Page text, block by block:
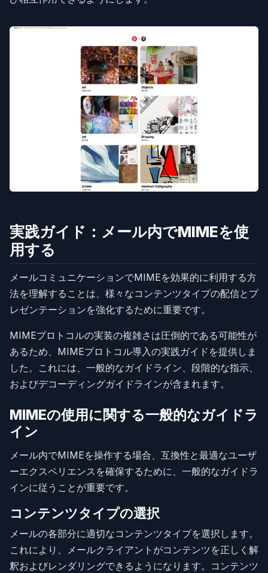
実践ガイド：メール内でMIMEを使
用する
メールコミュニケーションでMIMEを効果的に利用する方
法を理解することは、様々なコンテンツタイプの配信とプ
レゼンテーションを強化するために重要です。
MIMEプロトコルの実装の複雑さは圧倒的である可能性が
あるため、MIMEプロトコル導入の実践ガイドを提供しま
した。これには、一般的なガイドライン、段階的な指示、
およびデコーディングガイドラインが含まれます。
MIMEの使用に関する一般的なガイドラ
イン
メール内でMIMEを操作する場合、互換性と最適なユーザ
ーエクスペリエンスを確保するために、一般的なガイドラ
インに従うことが重要です。
コンテンツタイプの選択
メールの各部分に適切なコンテンツタイプを選択します。
これにより、メールクライアントがコンテンツを正しく解
釈およびレンダリングできるようになります。コンテンツ